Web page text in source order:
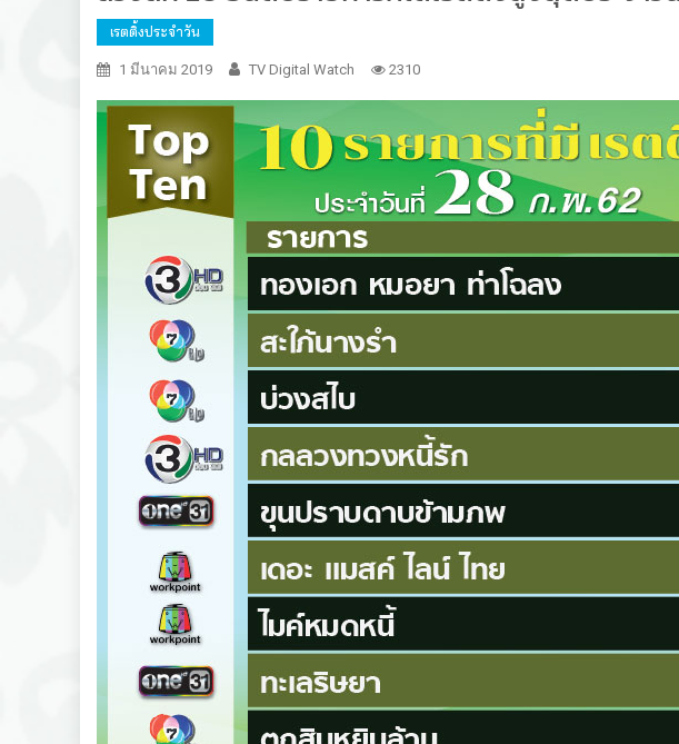
เรตติ้งประจำวัน
1 มีนาคม 2019 TV Digital Watch 2310